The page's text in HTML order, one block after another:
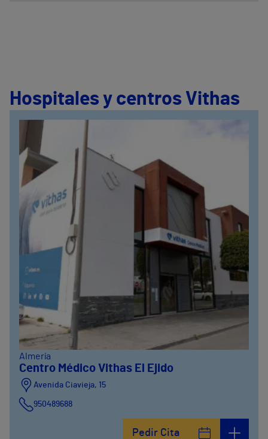
Hospitales y centros Vithas
Almería
Centro Médico Vithas El Ejido
Avenida Ciavieja, 15
950489688
Pedir Cita